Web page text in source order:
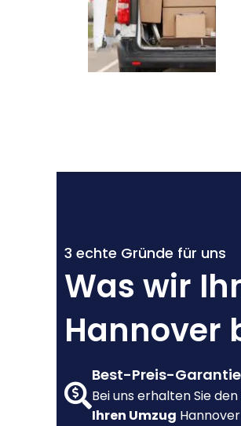
3 echte Gründe für uns
Was wir
Hannover
Best-Preis-Garantie
Bei uns erhalten Sie den
Ihren Umzug